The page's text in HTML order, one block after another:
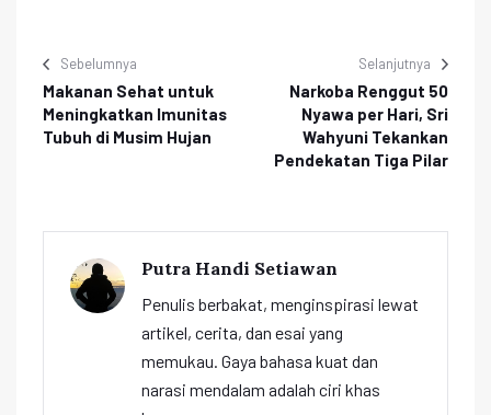
Sebelumnya
Makanan Sehat untuk
Meningkatkan Imunitas
Tubuh di Musim Hujan
Selanjutnya
Narkoba Renggut 50
Nyawa per Hari, Sri
Wahyuni Tekankan
Pendekatan Tiga Pilar
Putra Handi Setiawan
Penulis berbakat, menginspirasi lewat
artikel, cerita, dan esai yang
memukau. Gaya bahasa kuat dan
narasi mendalam adalah ciri khas